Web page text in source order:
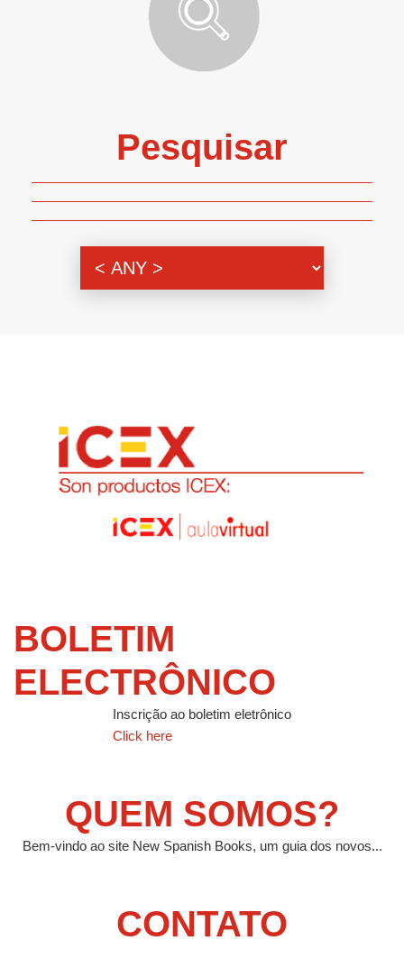
Pesquisar
BOLETIM
ELECTRÔNICO
Inscrição ao boletim eletrônico
Click here
QUEM SOMOS?
Bem-vindo ao site New Spanish Books, um guia dos novos...
CONTATO